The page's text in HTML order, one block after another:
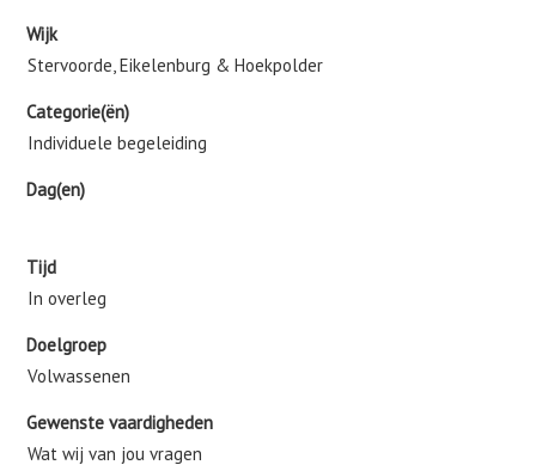
Wijk
Stervoorde, Eikelenburg & Hoekpolder
Categorie(ën)
Individuele begeleiding
Dag(en)
Tijd
In overleg
Doelgroep
Volwassenen
Gewenste vaardigheden
Wat wij van jou vragen